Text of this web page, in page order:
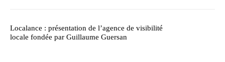
Localance : présentation de l’agence de visibilité
locale fondée par Guillaume Guersan